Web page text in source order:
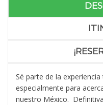
Sé parte de la
especialmente para
nuestro México.